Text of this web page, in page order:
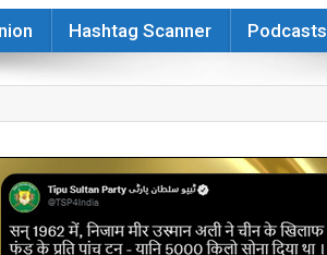
Hashtag Scanner Podcasts